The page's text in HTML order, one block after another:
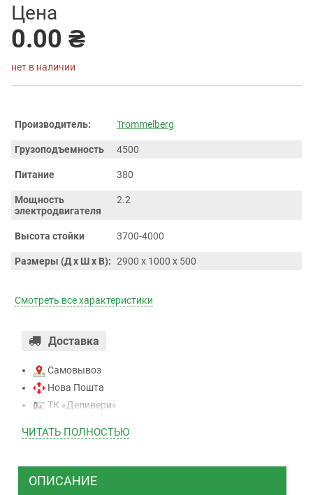
Цена
0.00 ₴
нет в наличии
Производитель: Trommelberg
Грузоподъемность 4500
Питание 380
Мощность
электродвигателя
2.2
Высота стойки 3700-4000
Размеры (Д x Ш x В): 2900 x 1000 x 500
Смотреть все характеристики
Доставка
Самовывоз
Нова Пошта
ТК «Деливери»
ТК “Justin”
ТК ”УкрПочта”
ЧИТАТЬ ПОЛНОСТЬЮ
ОПИСАНИЕ